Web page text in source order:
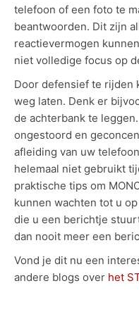
telefoon of een foto te
beantwoorden. Dit zijn
reactievermogen
niet volledige focus op
Door defensief te rijden
weg laten. Denk er
de achterbank te
ongestoord en
afleiding van uw
helemaal niet gebruikt
praktische tips om
kunnen wachten tot u
die u een berichtje
dan nooit meer een
Vond je dit nu een
andere blogs over het